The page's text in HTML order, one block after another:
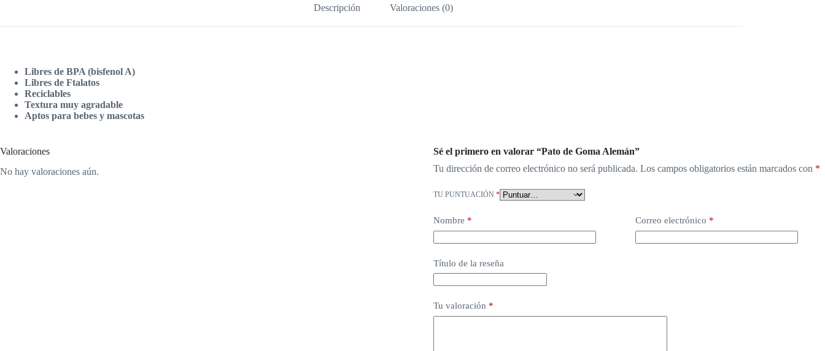
Descripción Valoraciones (0)
Libres de BPA (bisfenol A)
Libres de Ftalatos
Reciclables
Textura muy agradable
Aptos para bebes y mascotas
Valoraciones
No hay valoraciones aún.
Sé el primero en valorar “Pato de Goma Alemán”
Tu dirección de correo electrónico no será publicada. Los campos obligatorios están marcados con *
TU PUNTUACIÓN *
Nombre * Correo electrónico *
Título de la reseña
Tu valoración *